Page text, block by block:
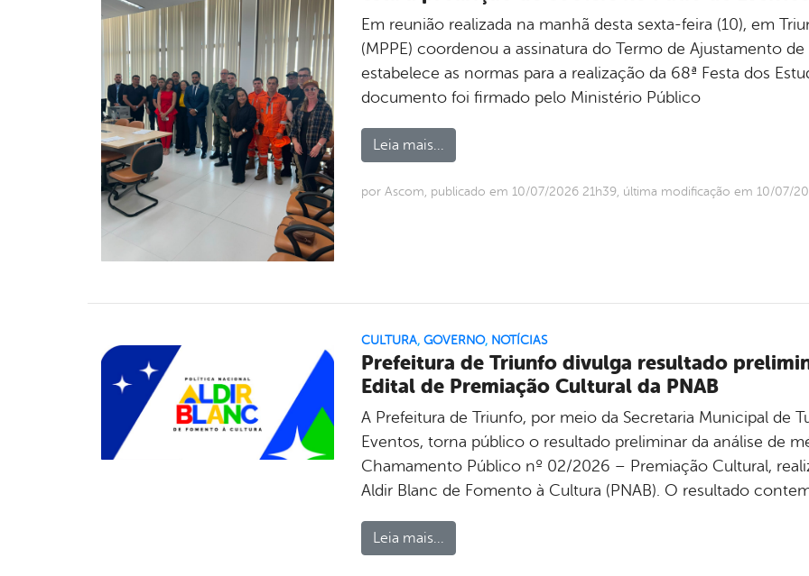
Em reunião realizada na manhã desta sexta-feira (10), em
(MPPE) coordenou a assinatura do Termo de Ajustamento
estabelece as normas para a realização da 68ª Festa dos
documento foi firmado pelo Ministério Público
Leia mais...
por Ascom, publicado em 10/07/2026 21h39, última modificação em 10/07/
CULTURA, GOVERNO, NOTÍCIAS
Prefeitura de Triunfo divulga resultado
Edital de Premiação Cultural da PNAB
A Prefeitura de Triunfo, por meio da Secretaria Municipal de
Eventos, torna público o resultado preliminar da análise de
Chamamento Público nº 02/2026 – Premiação Cultural,
Aldir Blanc de Fomento à Cultura (PNAB). O resultado
Leia mais...